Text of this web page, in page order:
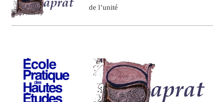
de l’unité